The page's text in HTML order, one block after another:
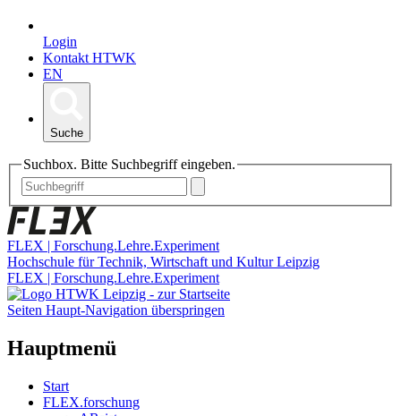
Login
Kontakt HTWK
EN
Suche
Suchbox. Bitte Suchbegriff eingeben.
FLEX | Forschung.Lehre.Experiment
Hochschule für Technik, Wirtschaft und Kultur Leipzig
FLEX | Forschung.Lehre.Experiment
Seiten Haupt-Navigation überspringen
Hauptmenü
Start
FLEX.forschung